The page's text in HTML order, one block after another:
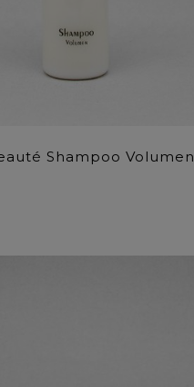
Shampoo Volumen